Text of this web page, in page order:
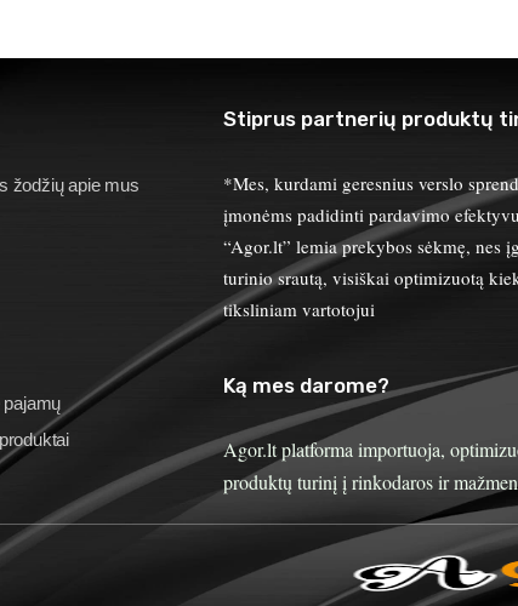
žodžių apie mus
pajamų
Stiprus partnerių produktų
*Mes, kurdami geresnius verslo
įmonėms padidinti pardavimo
“Agor.lt” lemia prekybos sėkmę, nes
turinio srautą, visiškai optimizuotą
tiksliniam vartotojui
Ką mes darome?
Agor.lt platforma importuoja,
produktų turinį į rinkodaros ir